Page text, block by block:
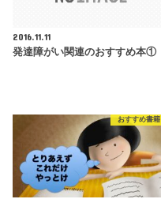
2016.11.11
発達障がい関連のおすすめ本①
おすすめ書籍